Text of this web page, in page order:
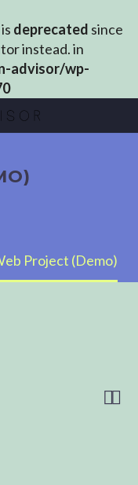
deprecated since
instead. in
advisor/wp-
Project (Demo)
